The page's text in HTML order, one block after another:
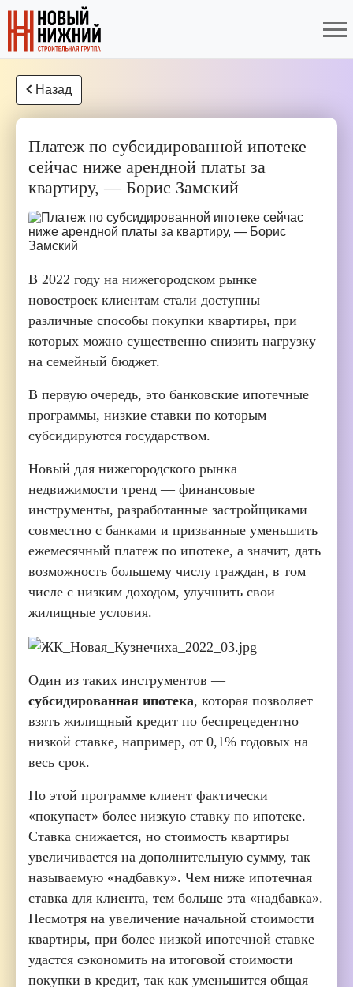
Назад
Платеж по субсидированной ипотеке
сейчас ниже арендной платы за
квартиру, — Борис Замский
В 2022 году на нижегородском рынке
новостроек клиентам стали доступны
различные способы покупки квартиры, при
которых можно существенно снизить нагрузку
на семейный бюджет.
В первую очередь, это банковские ипотечные
программы, низкие ставки по которым
субсидируются государством.
Новый для нижегородского рынка
недвижимости тренд — финансовые
инструменты, разработанные застройщиками
совместно с банками и призванные уменьшить
ежемесячный платеж по ипотеке, а значит, дать
возможность большему числу граждан, в том
числе с низким доходом, улучшить свои
жилищные условия.
Один из таких инструментов —
субсидированная ипотека, которая позволяет
взять жилищный кредит по беспрецедентно
низкой ставке, например, от 0,1% годовых на
весь срок.
По этой программе клиент фактически
«покупает» более низкую ставку по ипотеке.
Ставка снижается, но стоимость квартиры
увеличивается на дополнительную сумму, так
называемую «надбавку». Чем ниже ипотечная
ставка для клиента, тем больше эта «надбавка».
Несмотря на увеличение начальной стоимости
квартиры, при более низкой ипотечной ставке
удастся сэкономить на итоговой стоимости
покупки в кредит, так как уменьшится общая